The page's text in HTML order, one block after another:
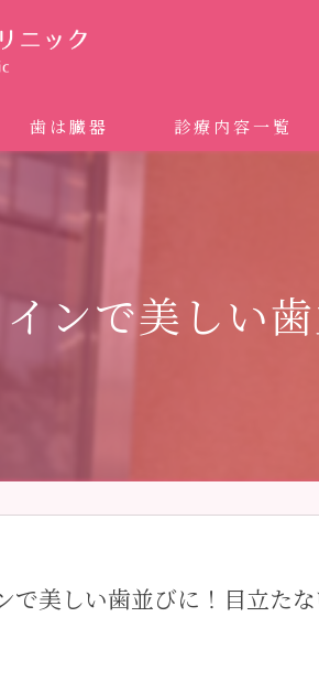
歯は臓器 診療内容一覧
矯正歯科 (インビザ
ホワイトニング
予防歯科 (メンテナン
ンで美しい
で美しい歯並びに！目立た